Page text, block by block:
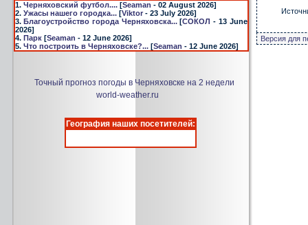
1. Черняховский футбол....[Seaman - 02 August 2026]
2. Ужасы нашего городка...[Viktor- 23 July 2026]
3.Благоустройство города Черняховска...[СОКОЛ - 13 June
2026]
4. Парк[Seaman - 12 June 2026]
5. Что построить в Черняховске?...[Seaman - 12 June 2026]
Точный прогноз погоды в Черняховске на 2 недели
world-weather.ru
География наших посетителей:
Версия для